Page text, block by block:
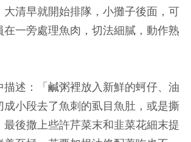
大清早就開始排隊，小攤子後面，可
在一旁處理魚肉，切法細膩，動作熟
描述：「鹹粥裡放入新鮮的蚵仔、油
成小段去了魚刺的虱目魚肚，或是撕
後撒上些許芹菜末和韭菜花細末提